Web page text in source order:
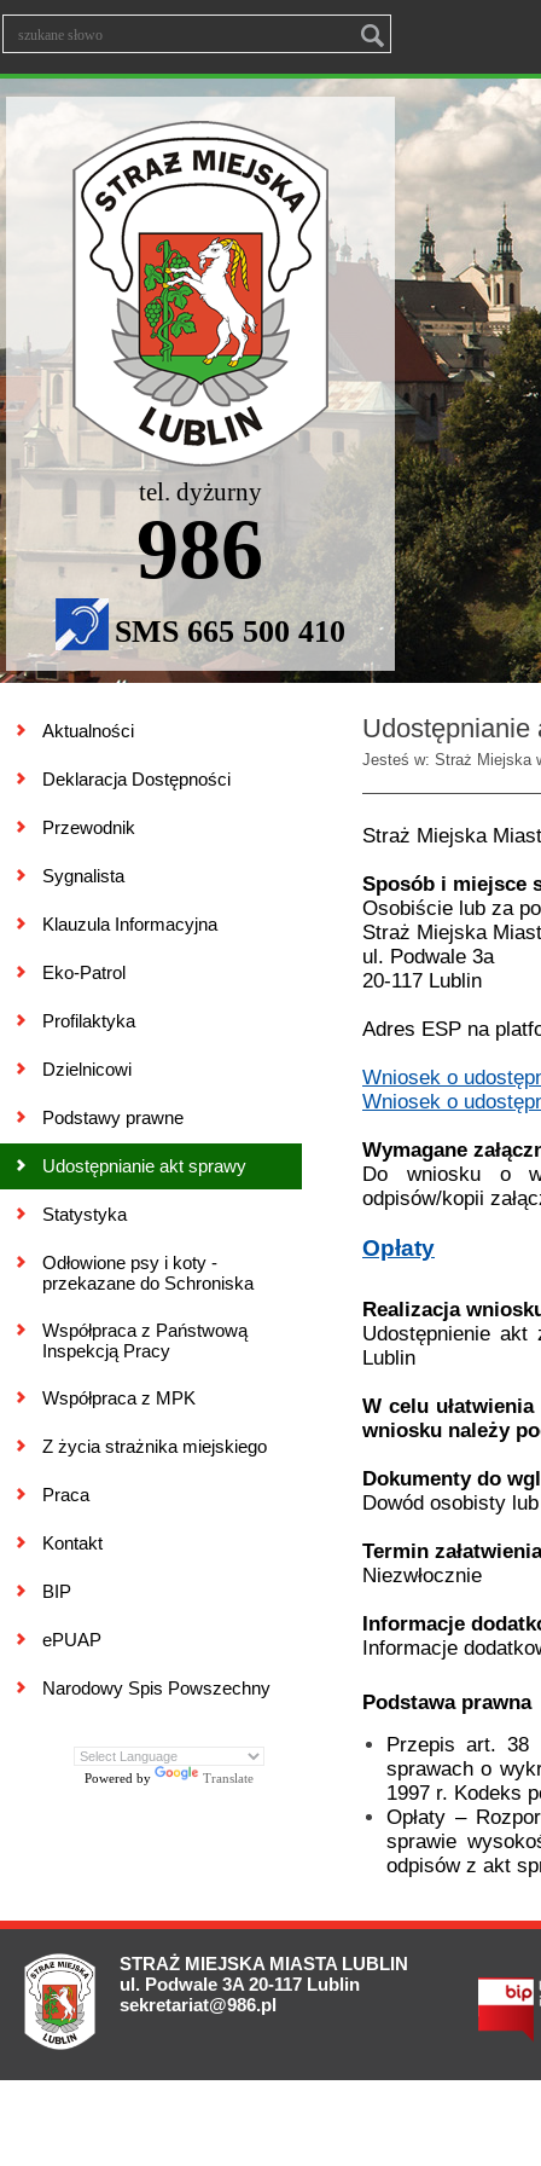
tel. dyżurny
986
SMS 665 500 410
Aktualności
Deklaracja Dostępności
Przewodnik
Sygnalista
Klauzula Informacyjna
Eko-Patrol
Profilaktyka
Dzielnicowi
Podstawy prawne
Udostępnianie akt sprawy
Statystyka
Odłowione psy i koty -
przekazane do Schroniska
Współpraca z Państwową
Inspekcją Pracy
Współpraca z MPK
Z życia strażnika miejskiego
Praca
Kontakt
BIP
ePUAP
Narodowy Spis Powszechny
Powered by Translate
Udostępnianie
Jesteś w: Straż Miejska
Straż Miejska
Sposób i miejsce
Osobiście lub za
Straż Miejska
ul. Podwale 3a
20-117 Lublin
Adres ESP na
Wniosek o
Wniosek o
Wymagane
Do wniosku o
odpisów/kopii
Opłaty
Realizacja
Udostępnienie
Lublin
W celu
wniosku należy
Dokumenty do
Dowód osobisty
Termin
Niezwłocznie
Informacje
Informacje
Podstawa prawna
Przepis art. 38
sprawach o
1997 r. Kodeks
Opłaty –
sprawie
odpisów z akt
STRAŻ MIEJSKA MIASTA LUBLIN
ul. Podwale 3A 20-117 Lublin
sekretariat@986.pl